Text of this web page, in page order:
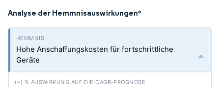
Analyse der Hemmnisauswirkungen*
Hohe Anschaffungskosten für fortschrittliche
Geräte